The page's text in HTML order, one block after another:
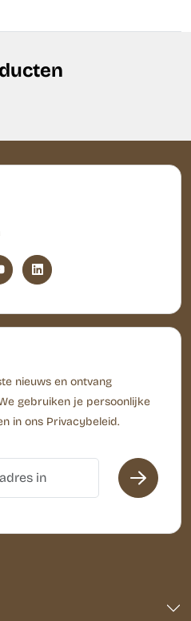
nieuws en ontvang
gebruiken je persoonlijke
in ons Privacybeleid.